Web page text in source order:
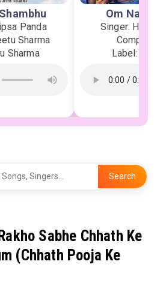
Panda
Sharma
Sharma
Om
Singer:
Label:
Search
Sabhe Chhath Ke
(Chhath Pooja Ke